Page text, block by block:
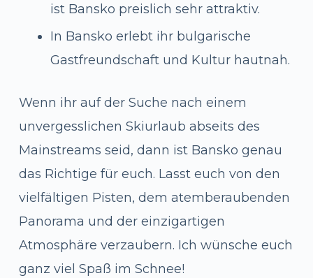
ist Bansko preislich sehr attraktiv.
In Bansko erlebt ihr bulgarische
Gastfreundschaft und Kultur hautnah.
Wenn ihr auf der Suche nach einem
unvergesslichen Skiurlaub abseits des
Mainstreams seid, dann ist Bansko genau
das Richtige für euch. Lasst euch von den
vielfältigen Pisten, dem atemberaubenden
Panorama und der einzigartigen
Atmosphäre verzaubern. Ich wünsche euch
ganz viel Spaß im Schnee!